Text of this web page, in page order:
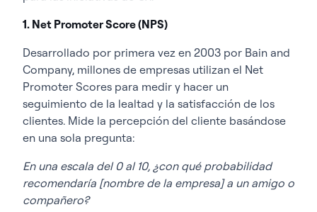
1. Net Promoter Score (NPS)
Desarrollado por primera vez en 2003 por Bain and
Company, millones de empresas utilizan el Net
Promoter Scores para medir y hacer un
seguimiento de la lealtad y la satisfacción de los
clientes. Mide la percepción del cliente basándose
en una sola pregunta:
En una escala del 0 al 10, ¿con qué probabilidad
recomendaría [nombre de la empresa] a un amigo o
compañero?